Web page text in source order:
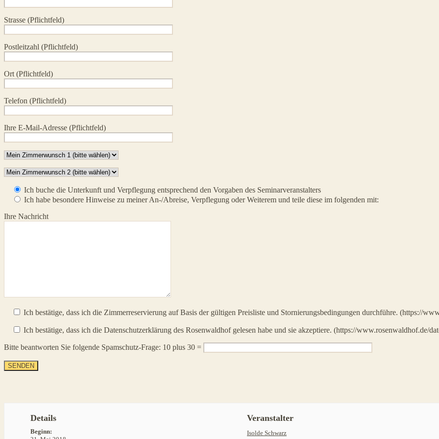
Strasse (Pflichtfeld)
Postleitzahl (Pflichtfeld)
Ort (Pflichtfeld)
Telefon (Pflichtfeld)
Ihre E-Mail-Adresse (Pflichtfeld)
Ich buche die Unterkunft und Verpflegung entsprechend den Vorgaben des Seminarveranstalters
Ich habe besondere Hinweise zu meiner An-/Abreise, Verpflegung oder Weiterem und teile diese im folgenden mit:
Ihre Nachricht
Ich bestätige, dass ich die Zimmerreservierung auf Basis der gültigen Preisliste und Stornierungsbedingungen durchführe. (https://
Ich bestätige, dass ich die Datenschutzerklärung des Rosenwaldhof gelesen habe und sie akzeptiere. (https://www.rosenwaldhof.de/
Bitte beantworten Sie folgende Spamschutz-Frage: 10 plus 30 =
Details
Beginn:
Veranstalter
Isolde Schwarz